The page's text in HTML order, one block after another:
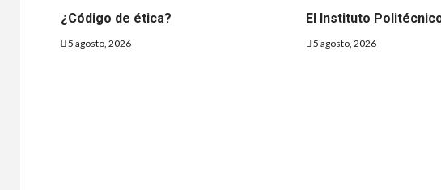
¿Código de ética?
5 agosto, 2026
El Instituto
5 agosto, 2026